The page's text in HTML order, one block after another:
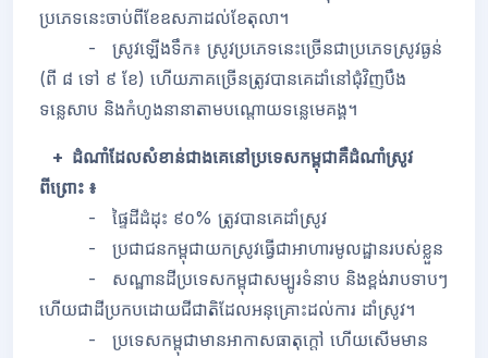
ប្រភេទនេះចាប់ពីខែឧសភាដល់ខែតុលា។
- ស្រូវឡើងទឹក៖ ស្រូវប្រភេទនេះច្រើនជាប្រភេទស្រូវធ្ងន់
(ពី ៨ ទៅ ៩ ខែ) ហើយភាគច្រើនត្រូវបានគេដាំនៅជុំវិញបឹង
ទន្លេសាប និងកំហូងនានាតាមបណ្តោយទន្លេមេគង្គ។
+ ដំណាំដែលសំខាន់ជាងគេនៅប្រទេសកម្ពុជាគឺដំណាំស្រូវ
ពីព្រោះ ៖
- ផ្ទៃដីដំដុះ ៩០% ត្រូវបានគេដាំស្រូវ
- ប្រជាជនកម្ពុជាយកស្រូវធ្វើជាអាហារមូលដ្ឋានរបស់ខ្លួន
- សណ្ឋានដីប្រទេសកម្ពុជាសម្បូរទំនាប និងខ្ពង់រាបទាបៗ
ហើយជាដីប្រកបដោយជីជាតិដែលអនុគ្រោះដល់ការ ដាំស្រូវ។
- ប្រទេសកម្ពុជាមានអាកាសធាតុក្តៅ ហើយសើមមាន